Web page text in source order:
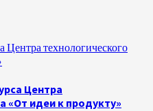
Центра технологического
Центра
«От идеи к продукту»